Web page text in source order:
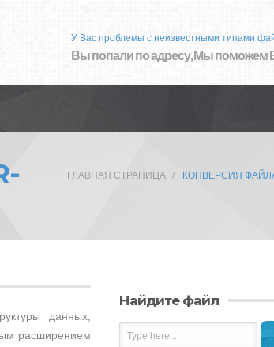
У Вас проблемы с неизвестными типами
Вы попали по адресу, Мы поможем
ГЛАВНАЯ СТРАНИЦА КОНВЕРСИЯ ФАЙЛА
данных,
расширением
Найдите файл